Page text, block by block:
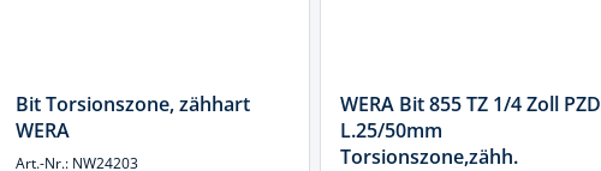
Bit Torsionszone, zähhart
WERA
Art.-Nr.: NW24203
WERA Bit 855 TZ 1/4 Zoll PZD
L.25/50mm
Torsionszone,zähh.